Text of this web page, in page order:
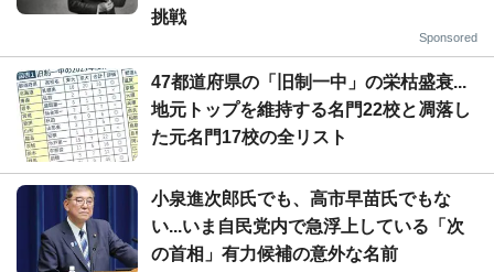
挑戦
Sponsored
47都道府県の「旧制一中」の栄枯盛衰...
地元トップを維持する名門22校と凋落し
た元名門17校の全リスト
小泉進次郎氏でも、高市早苗氏でもな
い...いま自民党内で急浮上している「次
の首相」有力候補の意外な名前